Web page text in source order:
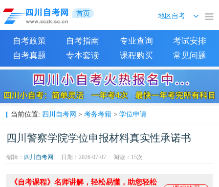
首页
自考政策 自考指南 专业查询
考试安排
自考真题
专本套读 课程购买 常见问题
当前位置: 四川自考网 > 考务考籍> 学位申请
四川警察学院学位申报材料真实性承诺书
编辑： 四川自考网 日期：2026-07-07 阅读： 15次
《自考课程》名师讲解，轻松易懂，助您轻松